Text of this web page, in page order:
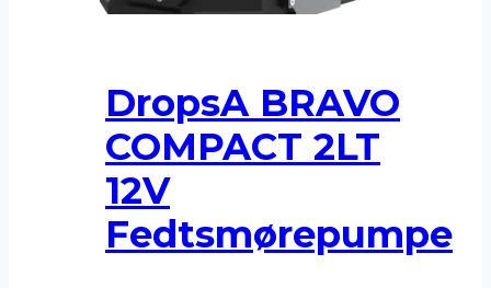
DropsA BRAVO
COMPACT 2LT
12V
Fedtsmørepumpe